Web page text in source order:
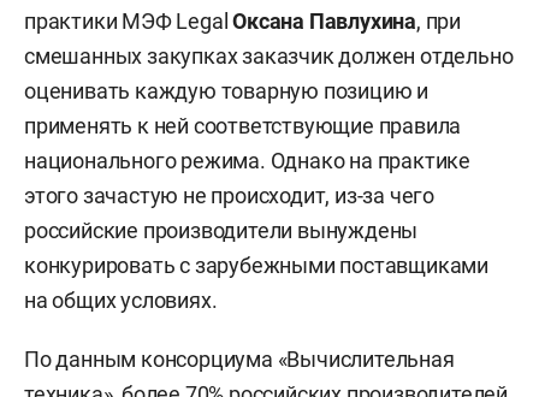
практики МЭФ LegalОксана Павлухина, при
смешанных закупках заказчик должен отдельно
оценивать каждую товарную позицию и
применять к ней соответствующие правила
национального режима. Однако на практике
этого зачастую не происходит, из-за чего
российские производители вынуждены
конкурировать с зарубежными поставщиками
на общих условиях.
По данным консорциума «Вычислительная